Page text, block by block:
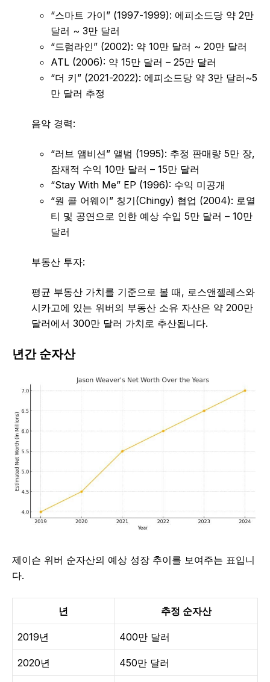
“스마트 가이” (1997-1999): 에피소드당 약 2만
달러 ~ 3만 달러
“드럼라인” (2002): 약 10만 달러 ~ 20만 달러
ATL (2006): 약 15만 달러 – 25만 달러
“더 키” (2021-2022): 에피소드당 약 3만 달러~5
만 달러 추정
음악 경력:
“러브 앰비션” 앨범 (1995): 추정 판매량 5만 장,
잠재적 수익 10만 달러 – 15만 달러
“Stay With Me” EP (1996): 수익 미공개
“원 콜 어웨이” 칭기(Chingy) 협업 (2004): 로열
티 및 공연으로 인한 예상 수입 5만 달러 – 10만
달러
부동산 투자:
평균 부동산 가치를 기준으로 볼 때, 로스앤젤레스와
시카고에 있는 위버의 부동산 소유 자산은 약 200만
달러에서 300만 달러 가치로 추산됩니다.
년간 순자산
제이슨 위버 순자산의 예상 성장 추이를 보여주는 표입니
다.
년 추정 순자산
2019년 400만 달러
2020년 450만 달러